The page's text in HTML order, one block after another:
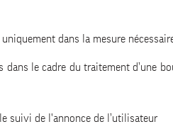
uniquement dans la mesure
dans le cadre du traitement
suivi de l'annonce de l’utilisateur